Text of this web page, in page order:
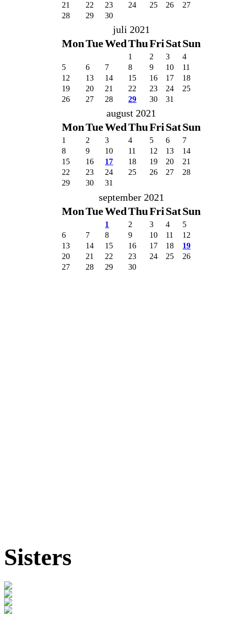
21
22 23 24 25 26
27
28
29 30
juli 2021
MonTueWedThuFri SatSun
1 2 3
4
5
6 7 8 9 10
11
12
13 14 15 16 17
18
19
20 21 22 23 24
25
26
27 28 29 30 31
august 2021
MonTueWedThuFri SatSun
1 2 3 4 5 6
7
8
9 10 11 12 13
14
15
16 17 18 19 20
21
22
23 24 25 26 27
28
29
30 31
september 2021
MonTueWedThuFri SatSun
1 2 3 4
5
6
7 8 9 10 11
12
13
14 15 16 17 18
19
20
21 22 23 24 25
26
27
28 29 30
Sisters